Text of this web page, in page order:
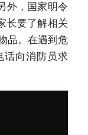
外，国家明令
长要了解相关
品。在遇到危
话向消防员求